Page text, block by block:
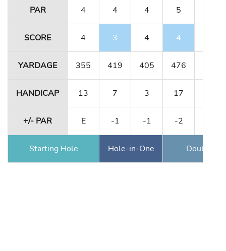
PAR 4 4 4 5
SCORE 4 3 4 4
YARDAGE 355 419 405 476
HANDICAP 13 7 3 17
+/- PAR E -1 -1 -2
Starting Hole Hole-in-One Double